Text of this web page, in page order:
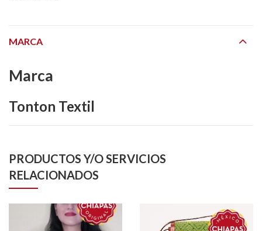
MARCA
Marca
Tonton Textil
PRODUCTOS Y/O SERVICIOS
RELACIONADOS